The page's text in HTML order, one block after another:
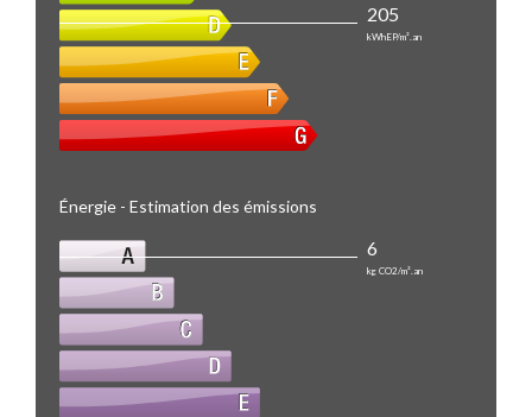
205
kWhEP/m².an
Énergie - Estimation des émissions
6
kg CO2/m².an